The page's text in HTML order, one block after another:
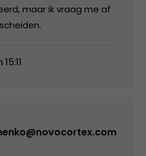
maar ik vraag me af